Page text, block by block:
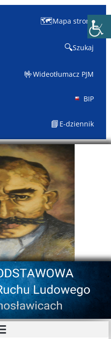
🗺️Mapa strony
🔍Szukaj
🤟Wideotłumacz PJM
BIP
📘 E-dziennik